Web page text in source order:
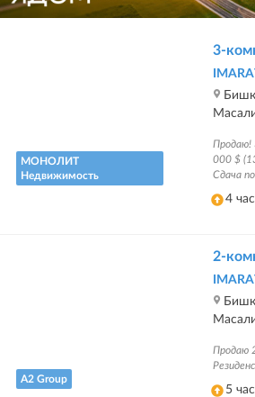
МОНОЛИТ
Недвижимость
3-
Продаю!
000 $
Сдача
4
A2 Group
2-
Продаю
5